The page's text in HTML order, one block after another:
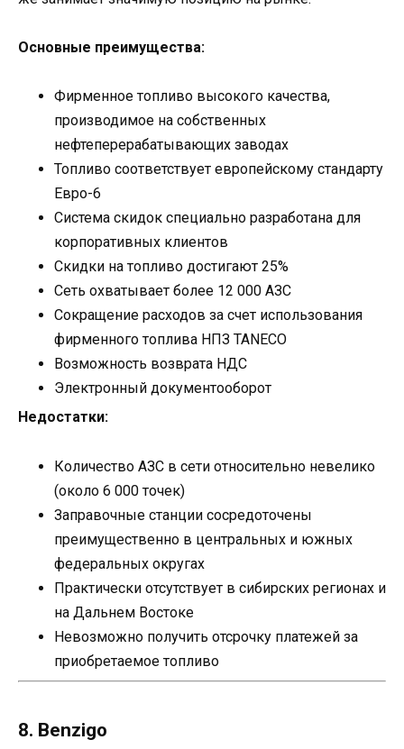
Основные преимущества:
Фирменное топливо высокого качества,
производимое на собственных
нефтеперерабатывающих заводах
Топливо соответствует европейскому стандарту
Евро-6
Система скидок специально разработана для
корпоративных клиентов
Скидки на топливо достигают 25%
Сеть охватывает более 12 000 АЗС
Сокращение расходов за счет использования
фирменного топлива НПЗ TANECO
Возможность возврата НДС
Электронный документооборот
Недостатки:
Количество АЗС в сети относительно невелико
(около 6 000 точек)
Заправочные станции сосредоточены
преимущественно в центральных и южных
федеральных округах
Практически отсутствует в сибирских регионах и
на Дальнем Востоке
Невозможно получить отсрочку платежей за
приобретаемое топливо
8. Benzigo